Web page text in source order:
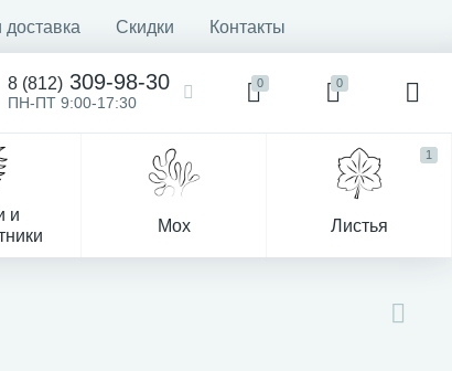
Скидки Контакты
8 (812) 309-98-30
ПН-ПТ 9:00-17:30
0 0
и
Мох Листья
1